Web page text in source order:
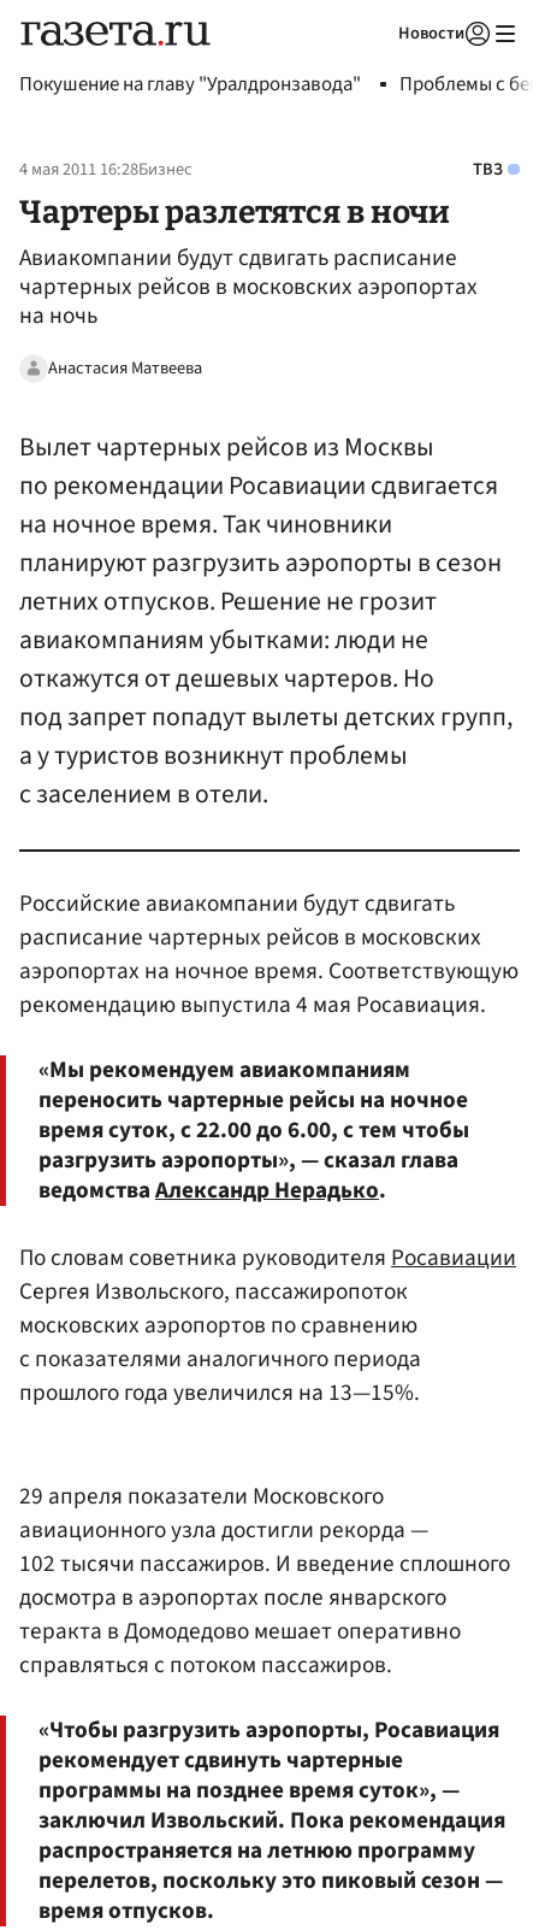
Новости
Покушение на главу "Уралдронзавода" Проблемы с
4 мая 2011 16:28Бизнес ТВЗ
Чартеры разлетятся в ночи
Авиакомпании будут сдвигать расписание
чартерных рейсов в московских аэропортах
на ночь
Анастасия Матвеева
Вылет чартерных рейсов из Москвы
по рекомендации Росавиации сдвигается
на ночное время. Так чиновники
планируют разгрузить аэропорты в сезон
летних отпусков. Решение не грозит
авиакомпаниям убытками: люди не
откажутся от дешевых чартеров. Но
под запрет попадут вылеты детских групп,
а у туристов возникнут проблемы
с заселением в отели.
Российские авиакомпании будут сдвигать
расписание чартерных рейсов в московских
аэропортах на ночное время. Соответствующую
рекомендацию выпустила 4 мая Росавиация.
«Мы рекомендуем авиакомпаниям
переносить чартерные рейсы на ночное
время суток, с 22.00 до 6.00, с тем чтобы
разгрузить аэропорты», — сказал глава
ведомстваАлександр Нерадько.
По словам советника руководителяРосавиации
Сергея Извольского, пассажиропоток
московских аэропортов по сравнению
с показателями аналогичного периода
прошлого года увеличился на 13—15%.
29 апреля показатели Московского
авиационного узла достигли рекорда —
102 тысячи пассажиров. И введение сплошного
досмотра в аэропортах после январского
теракта в Домодедово мешает оперативно
справляться с потоком пассажиров.
«Чтобы разгрузить аэропорты, Росавиация
рекомендует сдвинуть чартерные
программы на позднее время суток», —
заключил Извольский. Пока рекомендация
распространяется на летнюю программу
перелетов, поскольку это пиковый сезон —
время отпусков.